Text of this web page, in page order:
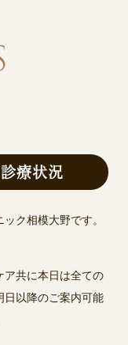
療状況
ク相模大野です。
ア共に本日は全ての
日以降のご案内可能